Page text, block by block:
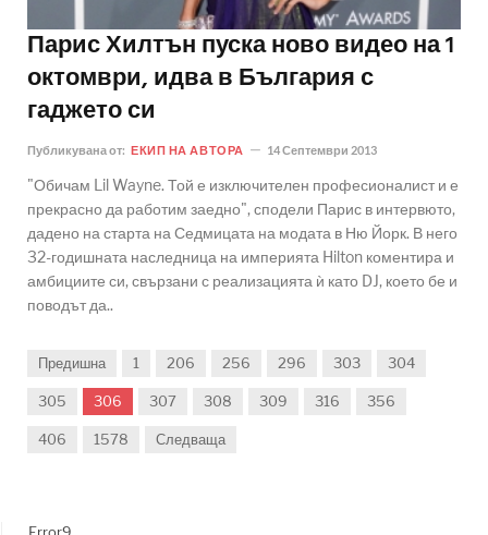
Парис Хилтън пуска ново видео на 1
октомври, идва в България с
гаджето си
Публикувана от: ЕКИП НА АВТОРА 14 Септември 2013
"Обичам Lil Wayne. Той е изключителен професионалист и е
прекрасно да работим заедно", сподели Парис в интервюто,
дадено на старта на Седмицата на модата в Ню Йорк. В него
32-годишната наследница на империята Hilton коментира и
амбициите си, свързани с реализацията ѝ като DJ, което бе и
поводът да..
Предишна 1 206 256 296 303 304
305 306 307 308 309 316 356
406 1578 Следваща